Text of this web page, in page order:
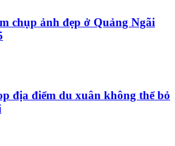
chụp ảnh đẹp ở Quảng Ngãi
địa điểm du xuân không thể bỏ